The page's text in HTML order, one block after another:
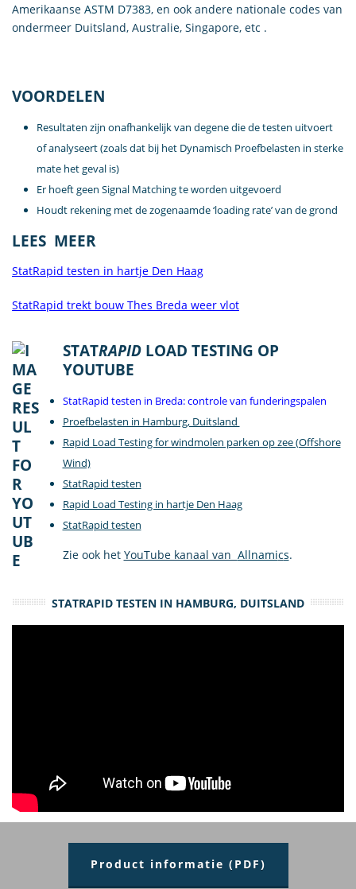
Amerikaanse ASTM D7383, en ook andere nationale codes van
ondermeer Duitsland, Australie, Singapore, etc .
VOORDELEN
Resultaten zijn onafhankelijk van degene die de testen uitvoert
of analyseert (zoals dat bij het Dynamisch Proefbelasten in sterke
mate het geval is)
Er hoeft geen Signal Matching te worden uitgevoerd
Houdt rekening met de zogenaamde ‘loading rate’ van de grond
LEES MEER
StatRapid testen in hartje Den Haag
StatRapid trekt bouw Thes Breda weer vlot
STATRAPIDLOAD TESTING OP
YOUTUBE
StatRapid testen in Breda: controle van funderingspalen
Proefbelasten in Hamburg, Duitsland
Rapid Load Testing for windmolen parken op zee (Offshore
Wind)
StatRapid testen
Rapid Load Testing in hartje Den Haag
StatRapid testen
Zie ook het YouTube kanaal van Allnamics.
STATRAPID TESTEN IN HAMBURG, DUITSLAND
Product informatie (PDF)